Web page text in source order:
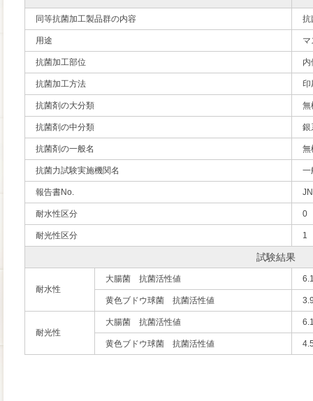
同等抗菌加工製品群の内容 抗
用途 マ
抗菌加工部位 内
抗菌加工方法 印
抗菌剤の大分類 無
抗菌剤の中分類 銀
抗菌剤の一般名 無
抗菌力試験実施機関名 一
報告書No.
耐水性区分 0
耐光性区分 1
試験結果
耐水性
大腸菌 抗菌活性値
黄色ブドウ球菌 抗菌活性値
耐光性
大腸菌 抗菌活性値
黄色ブドウ球菌 抗菌活性値